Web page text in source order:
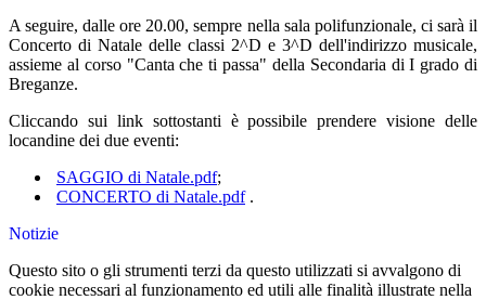
A seguire, dalle ore 20.00, sempre nella sala polifunzionale, ci sarà il
Concerto di Natale delle classi 2^D e 3^D dell'indirizzo musicale,
assieme al corso "Canta che ti passa" della Secondaria di I grado di
Breganze.
Cliccando sui link sottostanti è possibile prendere visione delle
locandine dei due eventi:
SAGGIO di Natale.pdf;
CONCERTO di Natale.pdf.
Notizie
Questo sito o gli strumenti terzi da questo utilizzati si avvalgono di
cookie necessari al funzionamento ed utili alle finalità illustrate nella